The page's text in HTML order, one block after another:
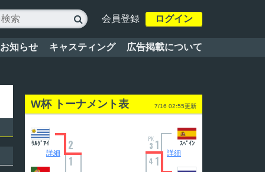
 会員登録 ログイン
お知らせ キャスティング 広告掲載について
W杯 トーナメント表 7/16 02:55更新
詳細
2
1
詳細
PK
3
4
1
1
ｳﾙｸﾞｱｲ ｽﾍﾟｲﾝ